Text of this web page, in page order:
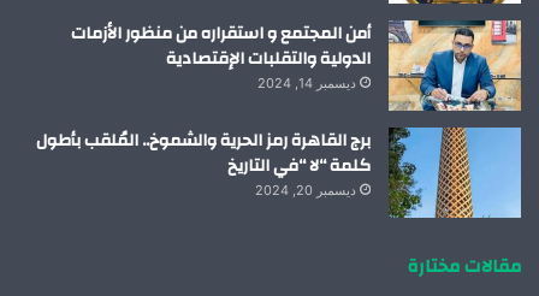
أمن المجتمع و استقراره من منظور الأزمات
الدولية والتقلبات الإقتصادية
ديسمبر 14, 2024
برج القاهرة رمز الحرية والشموخ.. المُلقب بأطول
كلمة “لا “في التاريخ
ديسمبر 20, 2024
مقالات مختارة